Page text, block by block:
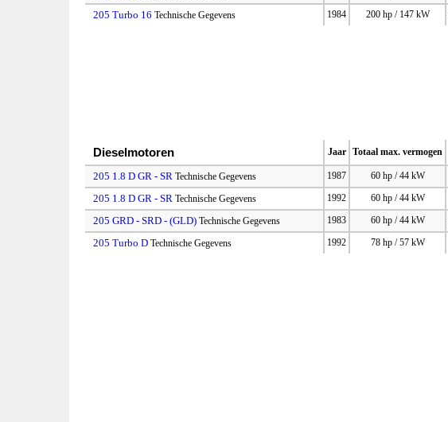
205 Turbo 16 Technische Gegevens 1984 200 hp / 147 kW
Dieselmotoren Jaar Totaal max. vermogen
205 1.8 D GR - SR Technische Gegevens 1987 60 hp / 44 kW
205 1.8 D GR - SR Technische Gegevens 1992 60 hp / 44 kW
205 GRD - SRD - (GLD) Technische Gegevens 1983 60 hp / 44 kW
205 Turbo D Technische Gegevens 1992 78 hp / 57 kW